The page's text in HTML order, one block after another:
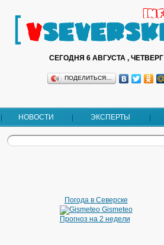
СЕГОДНЯ 6 АВГУСТА , ЧЕТВЕРГ
ПОДЕЛИТЬСЯ…
НОВОСТИ ЭКСПЕРТЫ
Погода в Северске
Gismeteo
Прогноз на 2 недели